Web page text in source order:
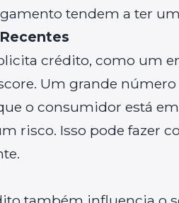
tendem a ter
crédito, como um
Um grande
o consumidor está
risco. Isso pode fazer